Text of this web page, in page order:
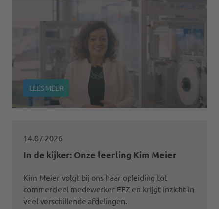
LEES MEER
14.07.2026
In de kijker: Onze leerling Kim Meier
Kim Meier volgt bij ons haar opleiding tot
commercieel medewerker EFZ en krijgt inzicht in
veel verschillende afdelingen.